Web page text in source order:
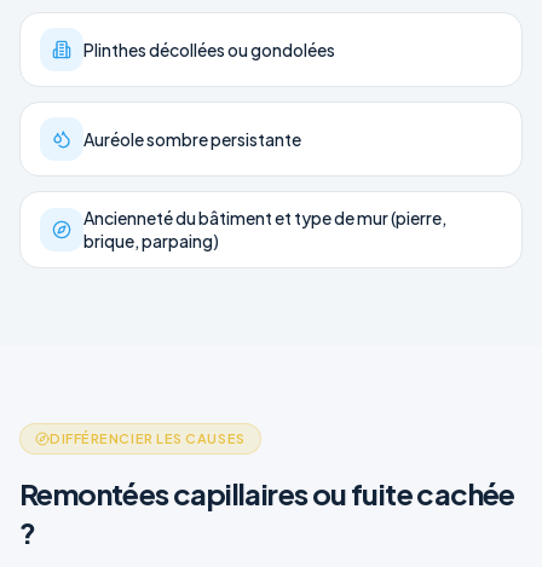
Plinthes décollées ou gondolées
Auréole sombre persistante
Ancienneté du bâtiment et type de mur (pierre,
brique, parpaing)
DIFFÉRENCIER LES CAUSES
Remontées capillaires ou fuite cachée
?